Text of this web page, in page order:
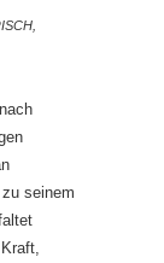
seinem